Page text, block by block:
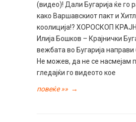
(видео)! Дали Бугарија ќе го
како Варшавскиот пакт и
коолиција!? ХОРОСКОП
Илија Бошков – Крајнички
вежбата во Бугарија
Не можев, да не се насмејам
гледајќи го видеото кое
повеќе »» →